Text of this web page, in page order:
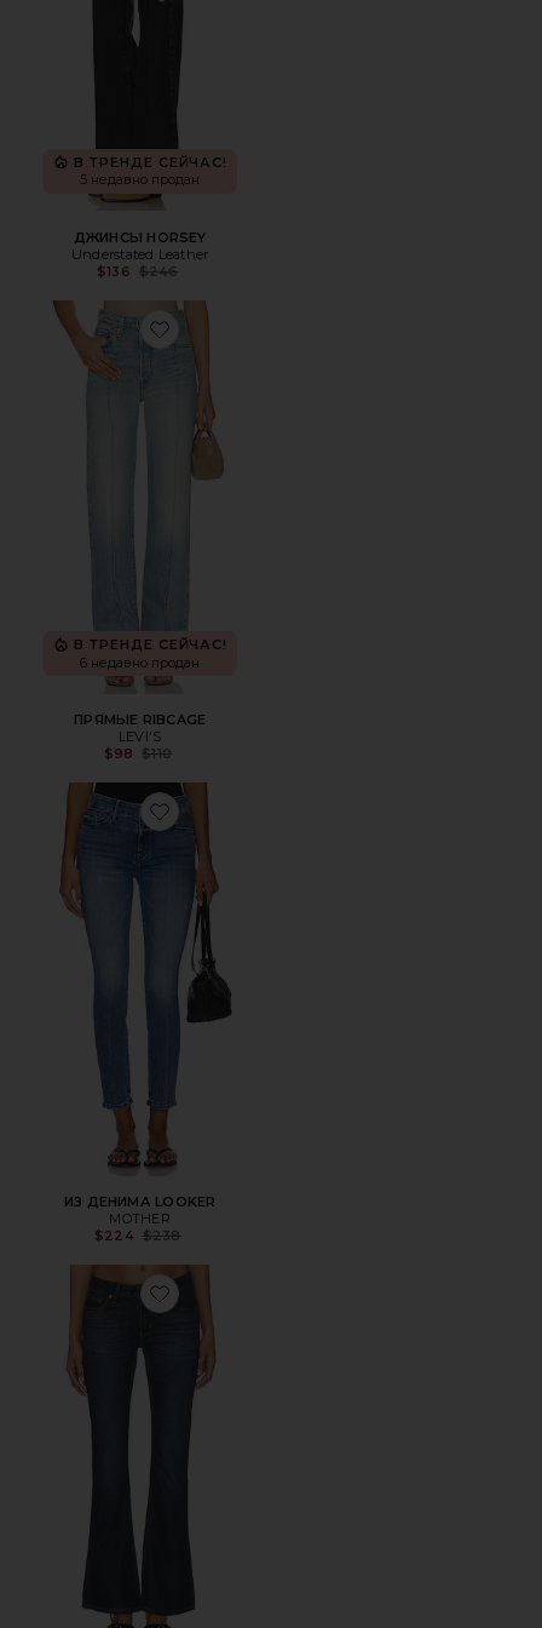
В ТРЕНДЕ СЕЙЧАС!
5 недавно продан
ДЖИНСЫ HORSEY
Understated Leather
$136 Previous price:
$246
Favorite ПРЯМЫЕ RIBCAGE
В ТРЕНДЕ СЕЙЧАС!
6 недавно продан
ПРЯМЫЕ RIBCAGE
LEVI'S
$98 Previous price:
$110
Favorite ИЗ ДЕНИМА LOOKER
ИЗ ДЕНИМА LOOKER
MOTHER
$224 Previous price:
$238
Favorite БУТКАТ